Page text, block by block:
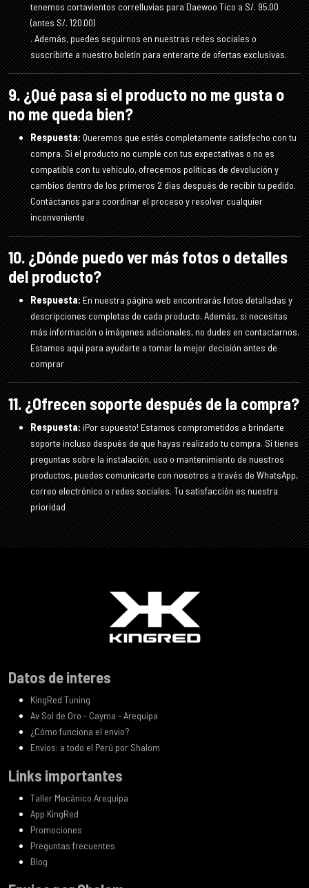
tenemos cortavientos correlluvias para Daewoo Tico a S/. 95.00
(antes S/. 120.00)
. Además, puedes seguirnos en nuestras redes sociales o
suscribirte a nuestro boletín para enterarte de ofertas exclusivas.
9. ¿Qué pasa si el producto no me gusta o
no me queda bien?
Respuesta:Queremos que estés completamente satisfecho con tu
compra. Si el producto no cumple con tus expectativas o no es
compatible con tu vehículo, ofrecemos políticas de devolución y
cambios dentro de los primeros 2 días después de recibir tu pedido.
Contáctanos para coordinar el proceso y resolver cualquier
inconveniente
10. ¿Dónde puedo ver más fotos o detalles
del producto?
Respuesta:En nuestra página web encontrarás fotos detalladas y
descripciones completas de cada producto. Además, si necesitas
más información o imágenes adicionales, no dudes en contactarnos.
Estamos aquí para ayudarte a tomar la mejor decisión antes de
comprar
11. ¿Ofrecen soporte después de la compra?
Respuesta:¡Por supuesto! Estamos comprometidos a brindarte
soporte incluso después de que hayas realizado tu compra. Si tienes
preguntas sobre la instalación, uso o mantenimiento de nuestros
productos, puedes comunicarte con nosotros a través de WhatsApp,
correo electrónico o redes sociales. Tu satisfacción es nuestra
prioridad
Datos de interes
KingRed Tuning
Av Sol de Oro - Cayma - Arequipa
¿Cómo funciona el envio?
Envios: a todo el Perú por Shalom
Links importantes
Taller Mecánico Arequipa
App KingRed
Promociones
Preguntas frecuentes
Blog